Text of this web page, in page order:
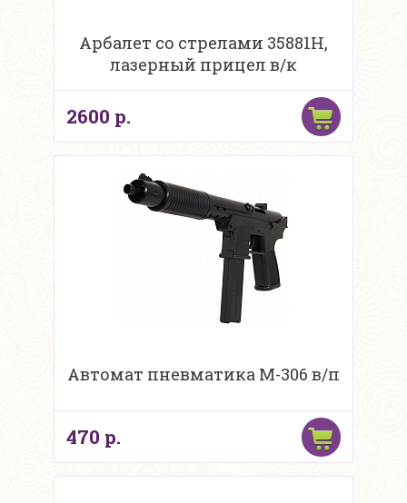
Арбалет со стрелами 35881H,
лазерный прицел в/к
2600 р.
Автомат пневматика M-306 в/п
470 р.